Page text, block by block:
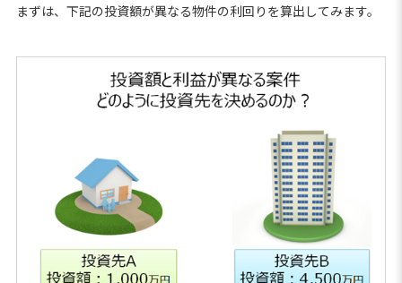
まずは、下記の投資額が異なる物件の利回りを算出してみます。